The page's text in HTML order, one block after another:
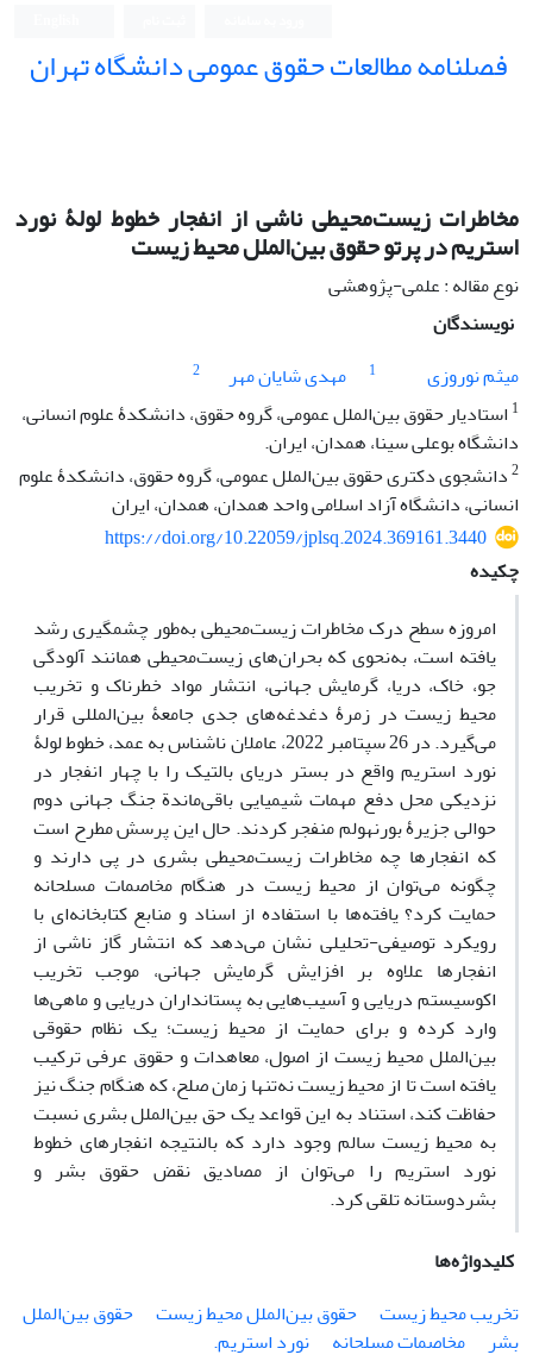
فصلنامه مطالعات حقوق عمومی دانشگاه تهران
مخاطرات زیست‌محیطی ناشی از انفجار خطوط لولۀ نورد
‌استریم در پرتو ‏حقوق بین‌الملل محیط ‌زیست
نوع مقاله : علمی-پژوهشی
نویسندگان
میثم نوروزی
1 مهدی شایان مهر
2
1 استادیار حقوق بین‌الملل عمومی، گروه حقوق، دانشکدۀ علوم انسانی،
دانشگاه بوعلی سینا، همدان، ایران.‏
2دانشجوی دکتری حقوق بین‌الملل عمومی، گروه حقوق، دانشکدۀ علوم
انسانی، دانشگاه آزاد اسلامی واحد همدان، همدان، ایران‏
https://doi.org/10.22059/jplsq.2024.369161.3440
چکیده
امروزه سطح درک مخاطرات زیست‌محیطی به‌طور چشمگیری رشد
یافته است، به‌نحوی که بحران‌های زیست‌محیطی همانند آلودگی
جو، خاک، دریا، گرمایش جهانی، انتشار مواد خطرناک و تخریب
محیط ‌زیست در زمرۀ دغدغه‌های جدی جامعۀ بین‌المللی قرار
می‌گیرد. در 26 سپتامبر 2022، عاملان ناشناس به عمد، خطوط لولۀ
نورد استریم واقع در بستر دریای بالتیک را با چهار انفجار در
نزدیکی محل دفع مهمات شیمیایی باقی‌ماندة جنگ جهانی دوم
حوالی جزیرۀ بورنهولم منفجر کردند. حال این پرسش مطرح است
که انفجارها چه مخاطرات زیست‌محیطی بشری در پی دارند و
چگونه می‌توان از محیط ‌زیست در هنگام مخاصمات مسلحانه
حمایت کرد؟ یافته‌ها با استفاده از اسناد و منابع کتابخانه‌ای با
رویکرد توصیفی-تحلیلی نشان می‌دهد که انتشار گاز ناشی از
انفجارها علاوه بر افزایش گرمایش جهانی، موجب تخریب
اکوسیستم دریایی و آسیب‌هایی به پستانداران دریایی و ماهی‌ها
وارد کرده و برای حمایت از محیط ‌زیست؛ یک نظام حقوقی
بین‌الملل محیط ‌زیست از اصول، معاهدات و حقوق عرفی ترکیب
یافته است تا از محیط زیست نه‌تنها زمان صلح، که هنگام جنگ نیز
حفاظت کند، استناد به این قواعد یک حق بین‌الملل بشری نسبت
به محیط زیست سالم وجود دارد که بالنتیجه انفجارهای خطوط
نورد استریم را می‌توان از مصادیق نقض حقوق بشر و
بشردوستانه تلقی کرد.
کلیدواژه‌ها
تخریب محیط زیست
حقوق ‏بین‌الملل محیط زیست
حقوق ‏بین‌الملل
بشر
مخاصمات ‏مسلحانه
نورد استریم.‏